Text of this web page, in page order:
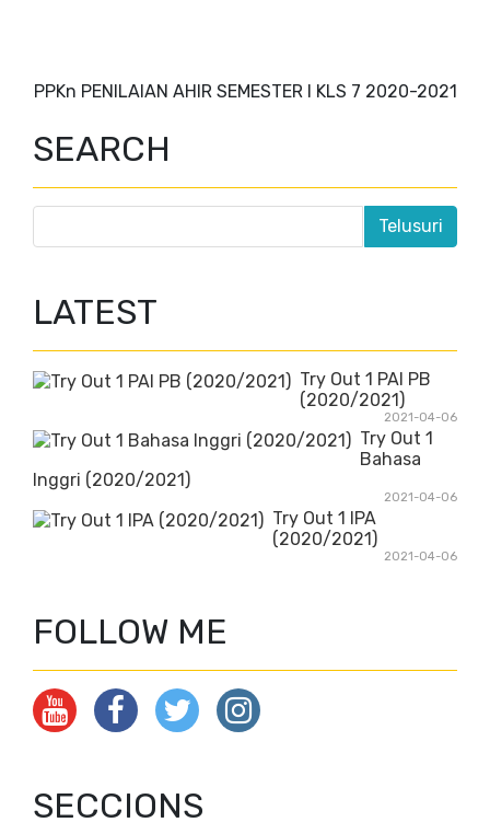
PPKn PENILAIAN AHIR SEMESTER I KLS 7 2020-2021
SEARCH
LATEST
Try Out 1 PAI PB
(2020/2021)
2021-04-06
Try Out 1
Bahasa
Inggri (2020/2021)
2021-04-06
Try Out 1 IPA
(2020/2021)
2021-04-06
FOLLOW ME
SECCIONS